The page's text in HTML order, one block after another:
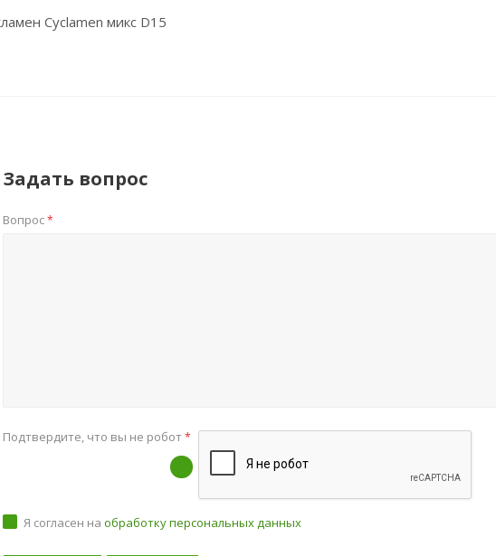
Cyclamen микс D15
Задать вопрос
Вопрос*
Подтвердите, что вы не робот*
Я согласен на обработку персональных данных